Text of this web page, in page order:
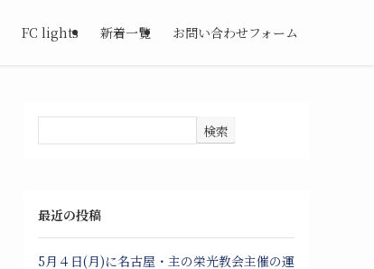
FC lights 新着一覧 お問い合わせフォーム
検索
最近の投稿
5月４日(月)に名古屋・主の栄光教会主催の運